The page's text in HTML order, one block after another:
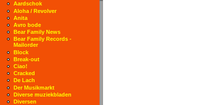
Aardschok
Aloha / Revolver
Anita
Avro bode
Bear Family News
Bear Family Records -
Mailorder
Block
Break-out
Ciao!
Cracked
De Lach
Der Musikmarkt
Diverse muziekbladen
Diversen